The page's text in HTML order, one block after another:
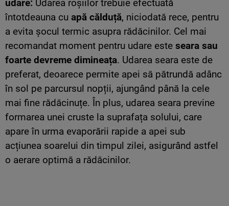
udare: Udarea roșiilor trebuie efectuată
întotdeauna cu apă călduță, niciodată rece, pentru
a evita șocul termic asupra rădăcinilor. Cel mai
recomandat moment pentru udare este seara sau
foarte devreme dimineața. Udarea seara este de
preferat, deoarece permite apei să pătrundă adânc
în sol pe parcursul nopții, ajungând până la cele
mai fine rădăcinuțe. În plus, udarea seara previne
formarea unei cruste la suprafața solului, care
apare în urma evaporării rapide a apei sub
acțiunea soarelui din timpul zilei, asigurând astfel
o aerare optimă a rădăcinilor.